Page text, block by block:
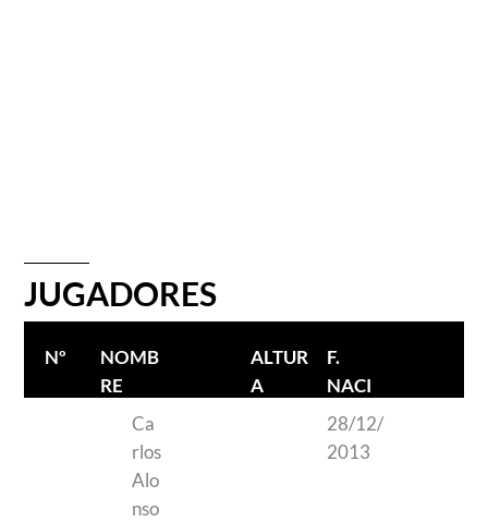
JUGADORES
Nº
NOMB
RE
JUGAD
ALTUR
A
F.
NACI
MIENT
O
Ca
rlos
Alo
nso
28/12/
2013